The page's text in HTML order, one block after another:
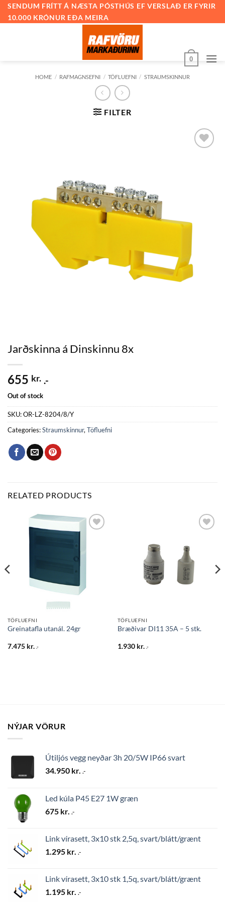
SkipSENDUM FRÍTT Á NÆSTA PÓSTHÚS EF VERSLAÐ ER FYRIR
10.000 KRÓNUR EÐA MEIRA
0
HOME / RAFMAGNSEFNI / TÖFLUEFNI / STRAUMSKINNUR
FILTER
Jarðskinna á Dinskinnu 8x
655 kr. .-
Out of stock
SKU:OR-LZ-8204/8/Y
Categories:Straumskinnur, Töfluefni
RELATED PRODUCTS
óskalista
TÖFLUEFNI
Greinatafla utanál. 24gr
7.475 kr. .-
TÖFLUEFNI
Bræðivar DI11 35A – 5 stk.
1.930 kr. .-
NÝJAR VÖRUR
Útiljós vegg neyðar 3h 20/5W IP66 svart
34.950 kr. .-
Led kúla P45 E27 1W græn
675 kr. .-
Link vírasett, 3x10 stk 2,5q, svart/blátt/grænt
1.295 kr. .-
Link vírasett, 3x10 stk 1,5q, svart/blátt/grænt
1.195 kr. .-